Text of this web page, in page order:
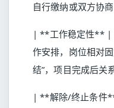
自行缴纳或双方协
| **工作稳定性** |
作安排，岗位相对
结”，项目完成后关
| **解除/终止条件